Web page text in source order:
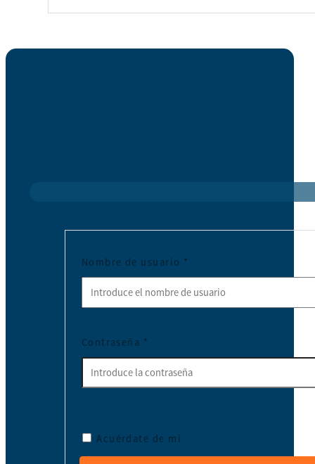
Nombre de usuario *
Contraseña *
Acuérdate de mí